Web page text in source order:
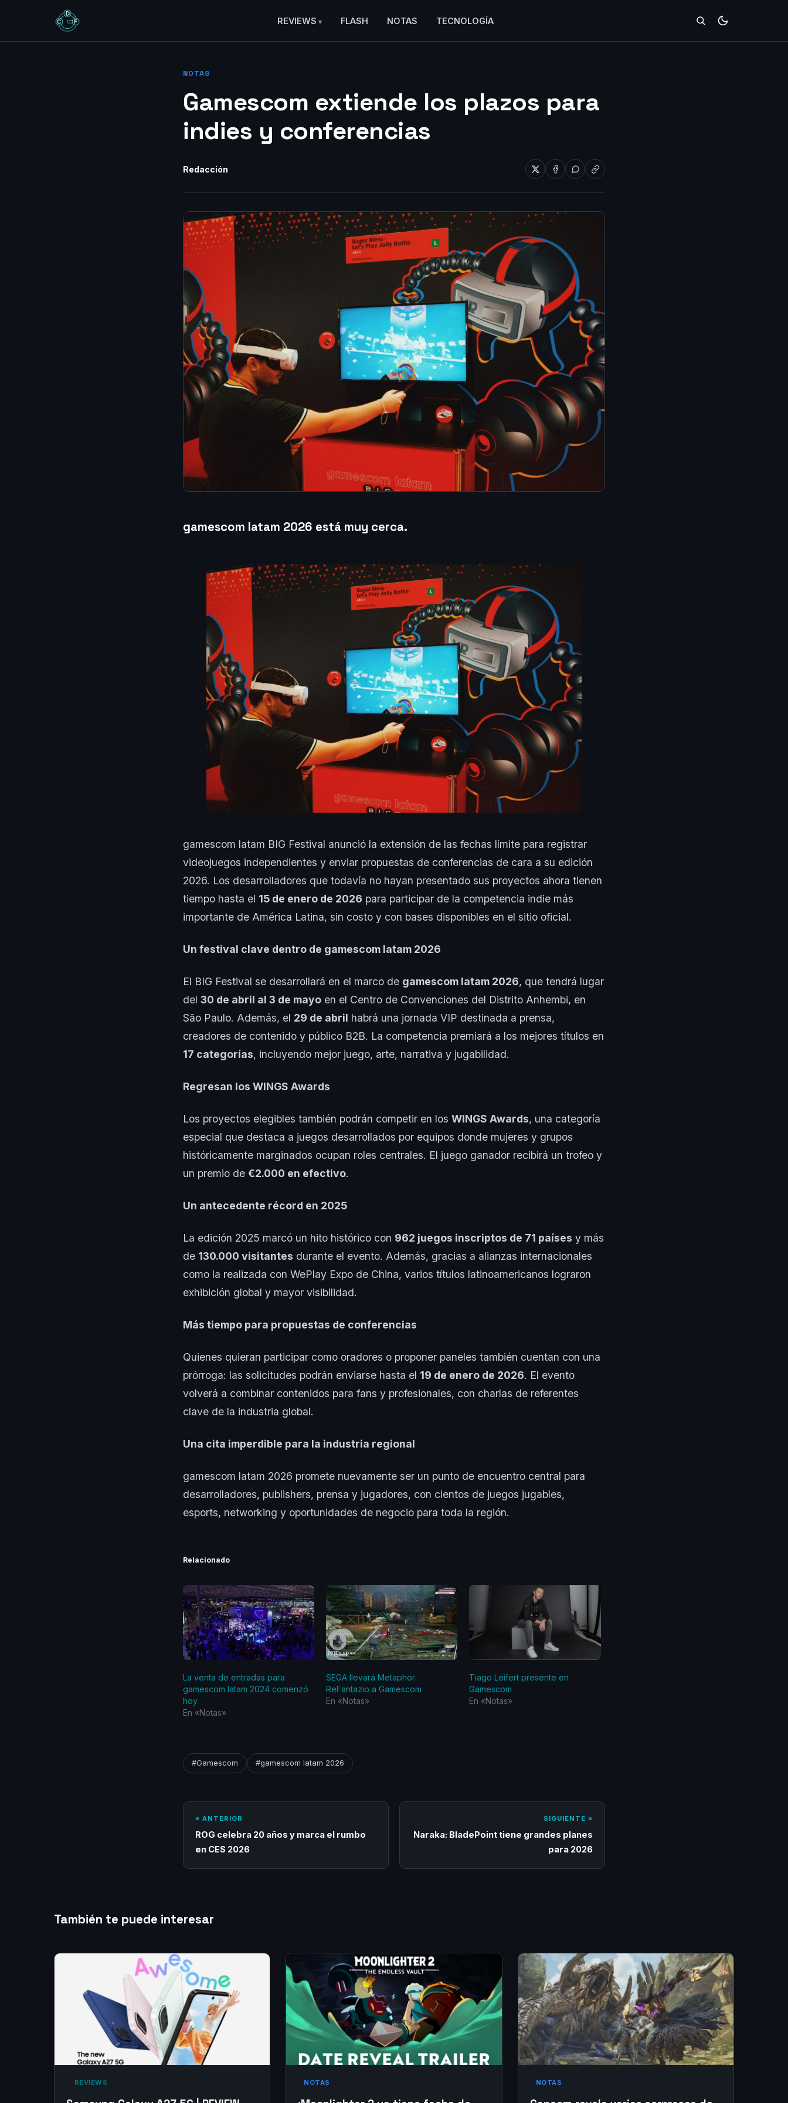
REVIEWS FLASH NOTAS TECNOLOGÍA
NOTAS
Gamescom extiende los plazos para
indies y conferencias
Redacción
gamescom latam 2026 está muy cerca.
gamescom latam BIG Festival anunció la extensión de las fechas límite para registrar
videojuegos independientes y enviar propuestas de conferencias de cara a su edición
2026. Los desarrolladores que todavía no hayan presentado sus proyectos ahora tienen
tiempo hasta el 15 de enero de 2026 para participar de la competencia indie más
importante de América Latina, sin costo y con bases disponibles en el sitio oficial.
Un festival clave dentro de gamescom latam 2026
El BIG Festival se desarrollará en el marco de gamescom latam 2026, que tendrá lugar
del 30 de abril al 3 de mayo en el Centro de Convenciones del Distrito Anhembi, en
São Paulo. Además, el 29 de abril habrá una jornada VIP destinada a prensa,
creadores de contenido y público B2B. La competencia premiará a los mejores títulos en
17 categorías, incluyendo mejor juego, arte, narrativa y jugabilidad.
Regresan los WINGS Awards
Los proyectos elegibles también podrán competir en los WINGS Awards, una categoría
especial que destaca a juegos desarrollados por equipos donde mujeres y grupos
históricamente marginados ocupan roles centrales. El juego ganador recibirá un trofeo y
un premio de €2.000 en efectivo.
Un antecedente récord en 2025
La edición 2025 marcó un hito histórico con 962 juegos inscriptos de 71 países y más
de 130.000 visitantes durante el evento. Además, gracias a alianzas internacionales
como la realizada con WePlay Expo de China, varios títulos latinoamericanos lograron
exhibición global y mayor visibilidad.
Más tiempo para propuestas de conferencias
Quienes quieran participar como oradores o proponer paneles también cuentan con una
prórroga: las solicitudes podrán enviarse hasta el 19 de enero de 2026. El evento
volverá a combinar contenidos para fans y profesionales, con charlas de referentes
clave de la industria global.
Una cita imperdible para la industria regional
gamescom latam 2026 promete nuevamente ser un punto de encuentro central para
desarrolladores, publishers, prensa y jugadores, con cientos de juegos jugables,
esports, networking y oportunidades de negocio para toda la región.
Relacionado
La venta de entradas para
gamescom latam 2024 comenzó
hoy
En «Notas»
SEGA llevará Metaphor:
ReFantazio a Gamescom
En «Notas»
Tiago Leifert presente en
Gamescom
En «Notas»
#Gamescom #gamescom latam 2026
« ANTERIOR
ROG celebra 20 años y marca el rumbo
en CES 2026
SIGUIENTE »
Naraka: BladePoint tiene grandes planes
para 2026
También te puede interesar
‎ REVIEWS‎ NOTAS NOTAS